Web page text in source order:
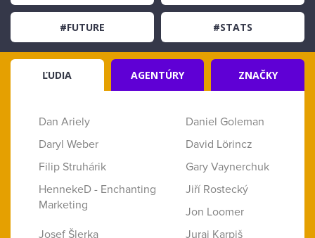
#FUTURE #STATS
ĽUDIA AGENTÚRY ZNAČKY
Dan Ariely
Daniel Goleman
Daryl Weber
David Lörincz
Filip Struhárik
Gary Vaynerchuk
HennekeD - Enchanting
Marketing
Jiří Rostecký
Jon Loomer
Josef Šlerka
Juraj Karpiš